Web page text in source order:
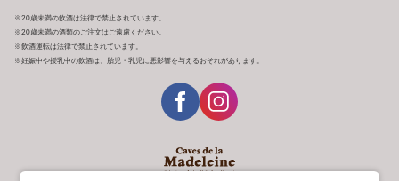
※20歳未満の飲酒は法律で禁止されています。
※20歳未満の酒類のご注文はご遠慮ください。
※飲酒運転は法律で禁止されています。
※妊娠中や授乳中の飲酒は、胎児・乳児に悪影響を与えるおそれがあります。